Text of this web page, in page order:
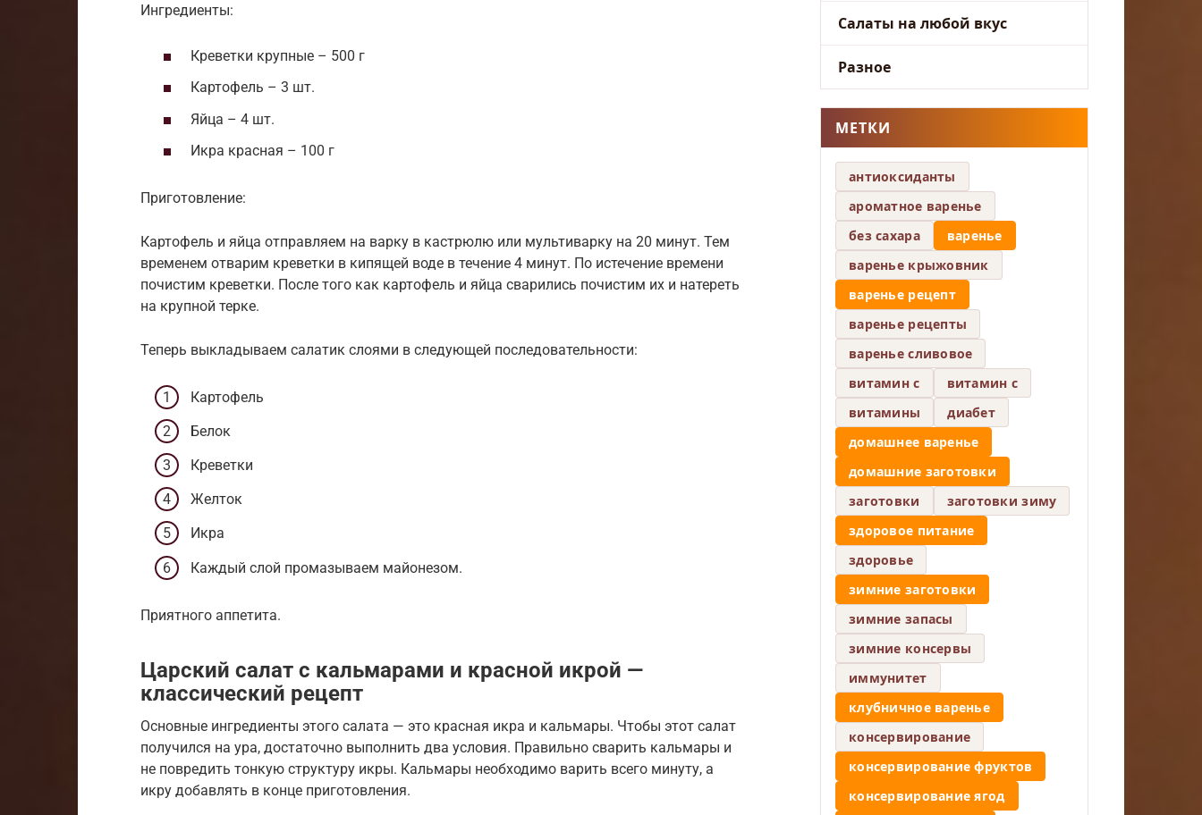
Ингредиенты:
Креветки крупные – 500 г
Картофель – 3 шт.
Яйца – 4 шт.
Икра красная – 100 г
Приготовление:
Картофель и яйца отправляем на варку в кастрюлю или мультиварку на 20 минут. Тем
временем отварим креветки в кипящей воде в течение 4 минут. По истечение времени
почистим креветки. После того как картофель и яйца сварились почистим их и натереть
на крупной терке.
Теперь выкладываем салатик слоями в следующей последовательности:
Картофель
Белок
Креветки
Желток
Икра
Каждый слой промазываем майонезом.
Приятного аппетита.
Царский салат с кальмарами и красной икрой —
классический рецепт
Основные ингредиенты этого салата — это красная икра и кальмары. Чтобы этот салат
получился на ура, достаточно выполнить два условия. Правильно сварить кальмары и
не повредить тонкую структуру икры. Кальмары необходимо варить всего минуту, а
икру добавлять в конце приготовления.
Салаты на любой вкус
Разное
МЕТКИ
антиоксиданты
ароматное варенье
без сахара
варенье
варенье крыжовник
варенье рецепт
варенье рецепты
варенье сливовое
витамин c
витамин с
витамины
диабет
домашнее варенье
домашние заготовки
заготовки
заготовки зиму
здоровое питание
здоровье
зимние заготовки
зимние запасы
зимние консервы
иммунитет
клубничное варенье
консервирование
консервирование фруктов
консервирование ягод